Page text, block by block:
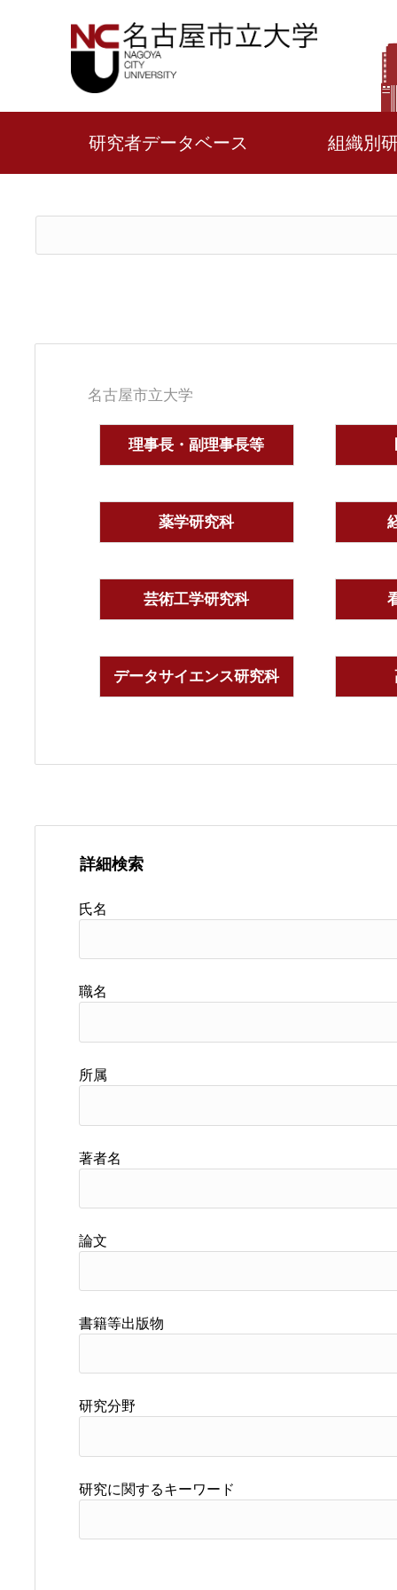
研究者データベース 組織別
名古屋市立大学
理事長・副理事長等
薬学研究科
芸術工学研究科
データサイエンス研究科
詳細検索
氏名
職名
所属
著者名
論文
書籍等出版物
研究分野
研究に関するキーワード